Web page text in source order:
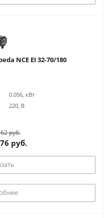
NCE EI 32-70/180
0.056, кВт
220, В
руб.
руб.